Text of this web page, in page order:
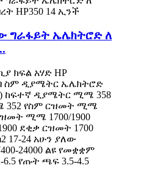
ግራፋይት ኤሌክትሮድ ለ
ክፍል አሃድ HP
ስም ዲያሜትር ኤሌክትሮድ
ከፍተኛ ዲያሜትር ሚሜ 358
የስም ርዝመት ሚሜ
ሚሜ 1700/1900
ደቂቃ ርዝመት 1700
17-24 አሁን ያለው
24000 ልዩ የመቋቋም
የጡት ጫፍ 3.5-4.5